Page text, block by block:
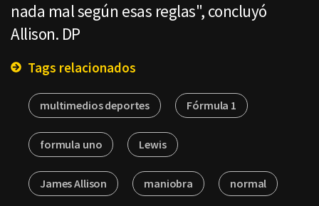
nada mal según esas reglas", concluyó
Allison. DP
Tags relacionados
multimedios deportes Fórmula 1
formula uno Lewis
James Allison maniobra normal